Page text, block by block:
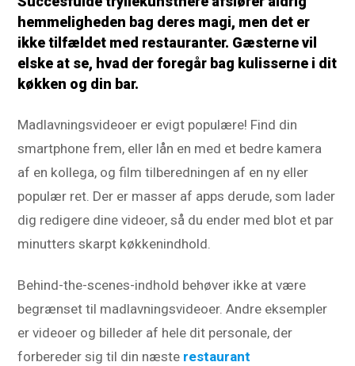
hemmeligheden bag deres magi, men det er
ikke tilfældet med restauranter. Gæsterne vil
elske at se, hvad der foregår bag kulisserne i dit
køkken og din bar.
Madlavningsvideoer er evigt populære! Find din
smartphone frem, eller lån en med et bedre kamera
af en kollega, og film tilberedningen af en ny eller
populær ret. Der er masser af apps derude, som lader
dig redigere dine videoer, så du ender med blot et par
minutters skarpt køkkenindhold.
Behind-the-scenes-indhold behøver ikke at være
begrænset til madlavningsvideoer. Andre eksempler
er videoer og billeder af hele dit personale, der
forbereder sig til din næste restaurant